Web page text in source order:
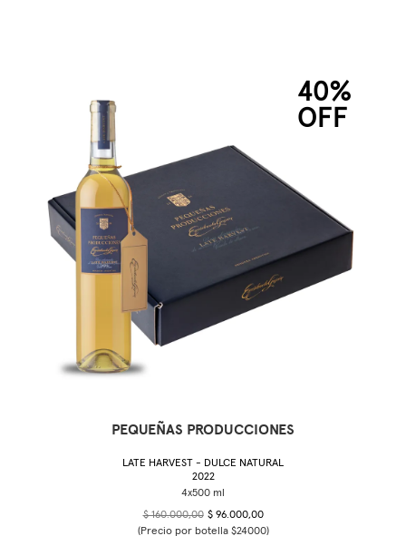
40%
OFF
PEQUEÑAS PRODUCCIONES
LATE HARVEST - DULCE NATURAL
2022
$ 160.000,00 $ 96.000,00
(Precio por botella $24000)